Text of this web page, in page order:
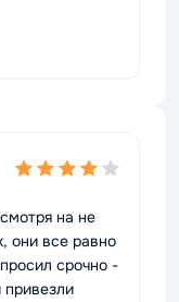
на не
они все равно
срочно -